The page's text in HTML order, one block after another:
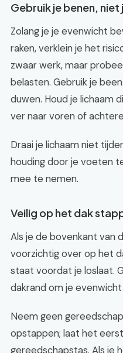
Gebruik je benen, niet
Zolang je je evenwicht
raken, verklein je het
zwaar werk, maar
belasten. Gebruik je
duwen. Houd je lichaam
ver naar voren of
Draai je lichaam niet
houding door je voeten
mee te nemen.
Veilig op het dak
Als je de bovenkant van
voorzichtig over op het
staat voordat je loslaat.
dakrand om je
Neem geen
opstappen; laat het
gereedschapstas. Als je